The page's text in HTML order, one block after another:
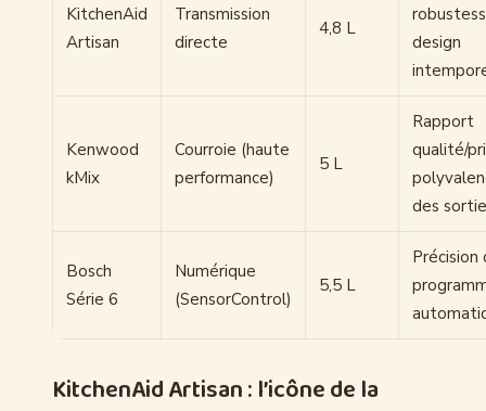
KitchenAid
Artisan
Transmission
directe
4,8 L
design
Kenwood
kMix
Courroie (haute
performance)
5 L
Rapport
qualité/
des
Bosch
Série 6
Numérique
(SensorControl)
5,5 L
Précision
KitchenAid Artisan : l’icône de la